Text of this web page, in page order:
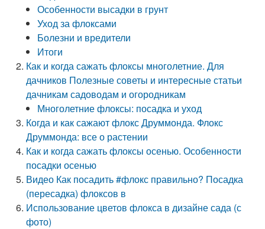
Особенности высадки в грунт
Уход за флоксами
Болезни и вредители
Итоги
Как и когда сажать флоксы многолетние. Для
дачников Полезные советы и интересные статьи
дачникам садоводам и огородникам
Многолетние флоксы: посадка и уход
Когда и как сажают флокс Друммонда. Флокс
Друммонда: все о растении
Как и когда сажать флоксы осенью. Особенности
посадки осенью
Видео Как посадить #флокс правильно? Посадка
(пересадка) флоксов в
Использование цветов флокса в дизайне сада (с
фото)